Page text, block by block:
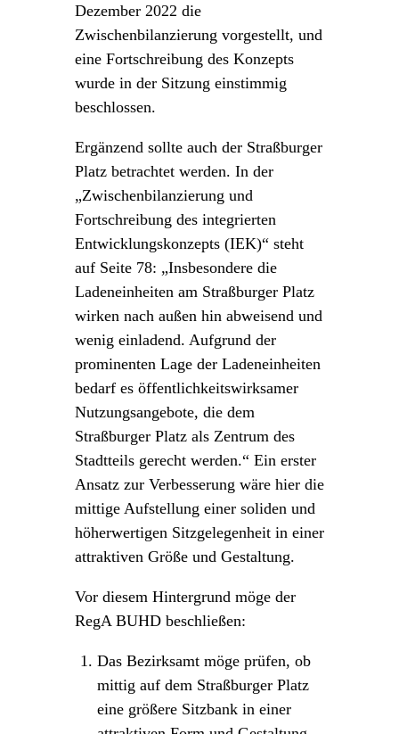
Dezember 2022 die
Zwischenbilanzierung vorgestellt, und
eine Fortschreibung des Konzepts
wurde in der Sitzung einstimmig
beschlossen.
Ergänzend sollte auch der Straßburger
Platz betrachtet werden. In der
„Zwischenbilanzierung und
Fortschreibung des integrierten
Entwicklungskonzepts (IEK)“ steht
auf Seite 78: „Insbesondere die
Ladeneinheiten am Straßburger Platz
wirken nach außen hin abweisend und
wenig einladend. Aufgrund der
prominenten Lage der Ladeneinheiten
bedarf es öffentlichkeitswirksamer
Nutzungsangebote, die dem
Straßburger Platz als Zentrum des
Stadtteils gerecht werden.“ Ein erster
Ansatz zur Verbesserung wäre hier die
mittige Aufstellung einer soliden und
höherwertigen Sitzgelegenheit in einer
attraktiven Größe und Gestaltung.
Vor diesem Hintergrund möge der
RegA BUHD beschließen:
Das Bezirksamt möge prüfen, ob
mittig auf dem Straßburger Platz
eine größere Sitzbank in einer